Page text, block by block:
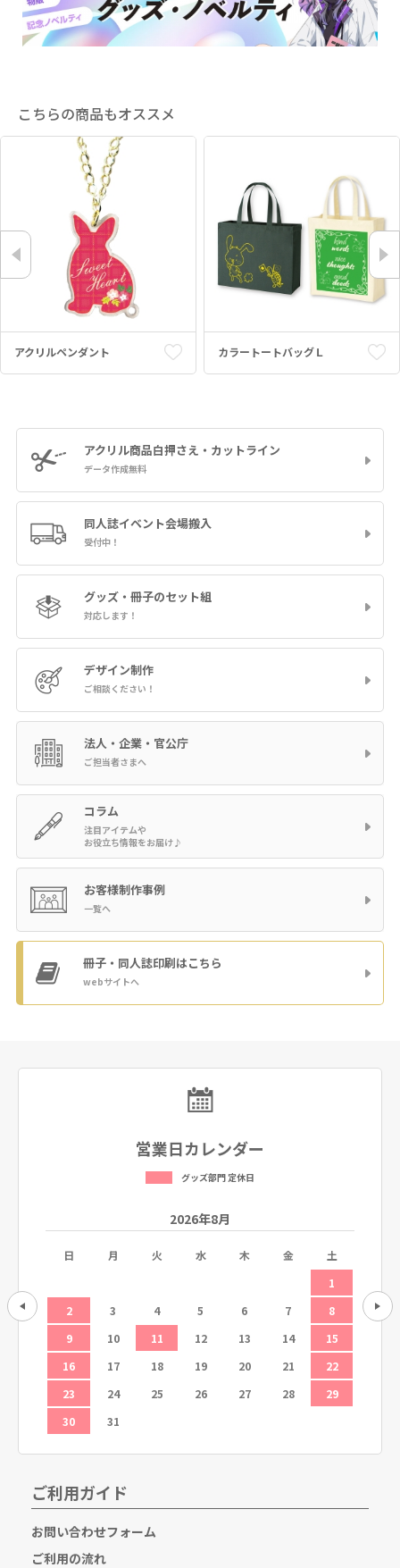
こちらの商品もオススメ
アクリルペンダント カラートートバッグＬ
アクリル商品白押さえ・カットライン
データ作成無料
同人誌イベント会場搬入
受付中！
グッズ・冊子のセット組
対応します！
デザイン制作
ご相談ください！
法人・企業・官公庁
ご担当者さまへ
コラム
注目アイテムや
お役立ち情報をお届け♪
お客様制作事例
一覧へ
冊子・同人誌印刷はこちら
webサイトへ
営業日カレンダー
グッズ部門 定休日
12
2026年8月
日 月 火 水 木 金
土
1
2
3 4 5 6 7
8
9
10 11 12 13 14
15
16
17 18 19 20 21
22
23
24 25 26 27 28
29
30
31
6
ご利用ガイド
お問い合わせフォーム
ご利用の流れ